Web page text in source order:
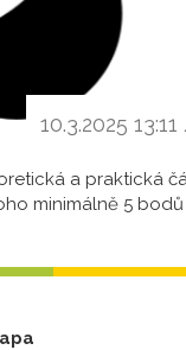
10.3.2025
a praktická
minimálně 5